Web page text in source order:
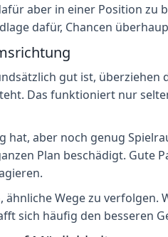
aber in einer Position
dafür, Chancen
gut ist,
Das funktioniert nur
aber noch genug
Plan beschädigt.
Wege zu
sich häufig den besseren